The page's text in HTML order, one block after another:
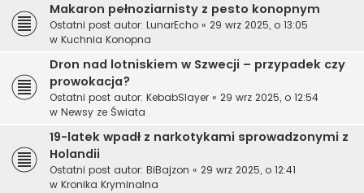
Makaron pełnoziarnisty z pesto konopnym
Ostatni post autor: LunarEcho « 29 wrz 2025, o 13:05
w Kuchnia Konopna
Dron nad lotniskiem w Szwecji – przypadek czy
prowokacja?
Ostatni post autor: KebabSlayer « 29 wrz 2025, o 12:54
w Newsy ze Świata
19-latek wpadł z narkotykami sprowadzonymi z
Holandii
Ostatni post autor: BiBajzon « 29 wrz 2025, o 12:41
w Kronika Kryminalna